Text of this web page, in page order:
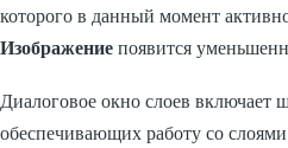
которого в данный момент
Изображениепоявится
Диалоговое окно слоев включает
обеспечивающих работу со